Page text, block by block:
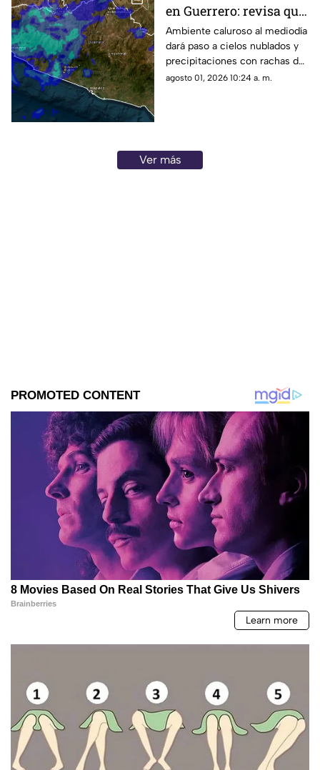
en Guerrero: revisa qué
regiones se afectan
Ambiente caluroso al mediodía
dará paso a cielos nublados y
precipitaciones con rachas de
viento en diversas regiones del
agosto 01, 2026 10:24 a. m.
Ver más